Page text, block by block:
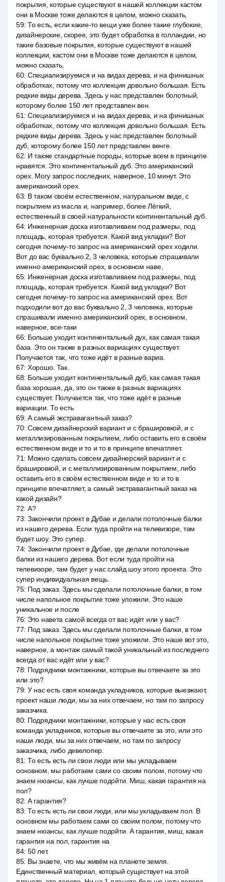
покрытия, которые существуют в нашей коллекции кастом
они в Москве тоже делаются в целом, можно сказать,
59: То есть, если какие-то вещи уже более такие глубокие,
дизайнерские, скорее, это будет обработка в голландии, но
такие базовые покрытия, которые существуют в нашей
коллекции, кастом они в Москве тоже делаются в целом,
можно сказать,
60: Специализируемся и на видах дерева, и на финишных
обработках, потому что коллекция довольно большая. Есть
редкие виды дерева. Здесь у нас представлен болотный,
которому более 150 лет представлен вен.
61: Специализируемся и на видах дерева, и на финишных
обработках, потому что коллекция довольно большая. Есть
редкие виды дерева. Здесь у нас представлен болотный
дуб, которому более 150 лет представлен венге.
62: И также стандартные породы, которые всем в принципе
нравятся. Это континентальный дуб. Это американский
орех. Могу запрос последних, наверное, 10 минут. Это
американский орех.
63: В таком своём естественном, натуральном виде, с
покрытием из масла и, например, более Лёгкий,
естественный в своей натуральности континентальный дуб.
64: Инженерная доска изготавливаем под размеры, под
площадь, которая требуется. Какой вид укладки? Вот
сегодня почему-то запрос на американский орех ходили.
Вот до вас буквально 2, 3 человека, которые спрашивали
именно американский орех, в основном наве,
65: Инженерная доска изготавливаем под размеры, под
площадь, которая требуется. Какой вид укладки? Вот
сегодня почему-то запрос на американский орех. Вот
подходили вот до вас буквально 2, 3 человека, которые
спрашивали именно американский орех, в основном,
наверное, все-таки
66: Больше уходит континентальный дух, как самая такая
база. Это он также в разных вариациях существует.
Получается так, что тоже идёт в разные вариа.
67: Хорошо. Так.
68: Больше уходит континентальный дуб, как самая такая
база хорошая, да, это он также в разных вариациях
существует. Получается так, что тоже идёт в разные
вариации. То есть
69: А самый экстравагантный заказ?
70: Совсем дизайнерский вариант и с брашировкой, и с
металлизированным покрытием, либо оставить его в своём
естественном виде и то и то в принципе впечатляет.
71: Можно сделать совсем дизайнерский вариант и с
брашировкой, и с металлизированным покрытием, либо
оставить его в своём естественном виде и то и то в
принципе впечатляет, а самый экстравагантный заказ на
какой дизайн?
72: А?
73: Закончили проект в Дубае и делали потолочные балки
из нашего дерева. Если туда пройти на телевизоре, там
будет шоу. Это супер.
74: Закончили проект в Дубае, где делали потолочные
балки из нашего дерева. Вот если туда пройти на
телевизоре, там будет у нас слайд шоу этого проекта. Это
супер индивидуальная вещь.
75: Под заказ. Здесь мы сделали потолочные балки, в том
числе напольное покрытие тоже уложили. Это наше
уникальное и после
76: Это навета самой всегда от вас идёт или у вас?
77: Под заказ. Здесь мы сделали потолочные балки, в том
числе напольное покрытие тоже уложили. Это наше вот это,
наверное, а монтаж самый такой уникальный из последнего
всегда от вас идёт или у вас?
78: Подрядчики монтажники, которые вы отвечаете за это
или это?
79: У нас есть своя команда укладчиков, которые выезжают,
проект наши люди, мы за них отвечаем, но там по запросу
заказчика.
80: Подрядчики монтажники, которые у нас есть своя
команда укладчиков, которые вы отвечаете за это, или это
наши люди, мы за них отвечаем, но там по запросу
заказчика, либо девелопер.
81: То есть есть ли свои люди или мы укладываем
основном, мы работаем сами со своим полом, потому что
знаем нюансы, как лучше подойти. Миш, какая гарантия на
пол?
82: А гарантия?
83: То есть есть ли свои люди, или мы укладываем пол. В
основном мы работаем сами со своим полом, потому что
знаем нюансы, как лучше подойти. А гарантия, миш, какая
гарантия на пол, гарантия на
84: 50 лет.
85: Вы знаете, что мы живём на планете земля.
Единственный материал, который существует на этой